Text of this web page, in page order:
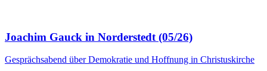
Joachim Gauck in Norderstedt (05/26)
Gesprächsabend über Demokratie und Hoffnung in Christuskirche